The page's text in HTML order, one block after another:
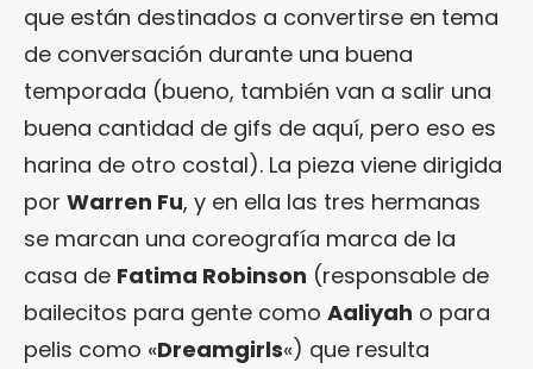
que están destinados a convertirse en tema
de conversación durante una buena
temporada (bueno, también van a salir una
buena cantidad de gifs de aquí, pero eso es
harina de otro costal). La pieza viene dirigida
por Warren Fu, y en ella las tres hermanas
se marcan una coreografía marca de la
casa de Fatima Robinson (responsable de
bailecitos para gente como Aaliyah o para
pelis como «Dreamgirls«) que resulta